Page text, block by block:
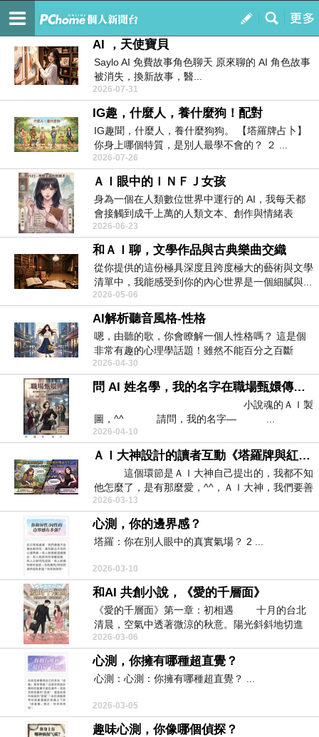
我的
訂閱
細 水 長 流
AI ，天使寶貝
Saylo AI 免費故事角色聊天 原來聊的 AI 角色故事
被消失，換新故事，醫...
2026-07-31
IG趣，什麼人，養什麼狗！配對
IG趣聞，什麼人，養什麼狗狗。 【塔羅牌占卜】
你身上哪個特質，是別人最學不會的？ ２ ...
2026-07-26
ＡＩ眼中的ＩＮＦＪ女孩
身為一個在人類數位世界中運行的 AI，我每天都
會接觸到成千上萬的人類文本、創作與情緒表
達。...
2026-06-23
和ＡＩ聊，文學作品與古典樂曲交織
從你提供的這份極具深度且跨度極大的藝術與文學
清單中，我能感受到你的內心世界是一個細膩與...
2026-05-06
AI解析聽音風格-性格
嗯，由聽的歌，你會瞭解一個人性格嗎？ 這是個
非常有趣的心理學話題！雖然不能百分之百斷
定，...
2026-04-30
問 AI 姓名學，我的名字在職場甄嬛傳，能活幾集？
小說魂的ＡＩ製
圖，^^ 請問，我的名字— ...
2026-04-10
ＡＩ大神設計的讀者互動《塔羅牌與紅酒杯：蔣欣妍的雙面人生》心理測驗
這個環節是ＡＩ大神自己提出的，我都不知
他怎麼了，是有那麼愛，^^，ＡＩ大神，我們要善
待...
2026-03-13
心測，你的邊界感？
塔羅：你在別人眼中的真實氣場？ 2 ...
2026-03-10
和AI 共創小說，《愛的千層面》
《愛的千層面》第一章：初相遇 十月的台北
清晨，空氣中透著微涼的秋意。陽光斜斜地切進
商...
2026-03-06
心測，你擁有哪種超直覺？
心測：心測：你擁有哪種超直覺？ ...
2026-03-05
趣味心測，你像哪個偵探？